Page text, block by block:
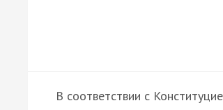
В соответствии с